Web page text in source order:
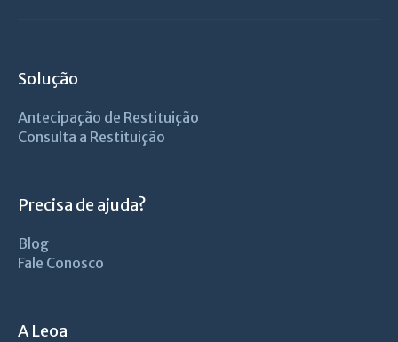
Solução
Antecipação de Restituição
Consulta a Restituição
Precisa de ajuda?
Blog
Fale Conosco
A Leoa